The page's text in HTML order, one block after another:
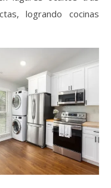
logrando cocinas